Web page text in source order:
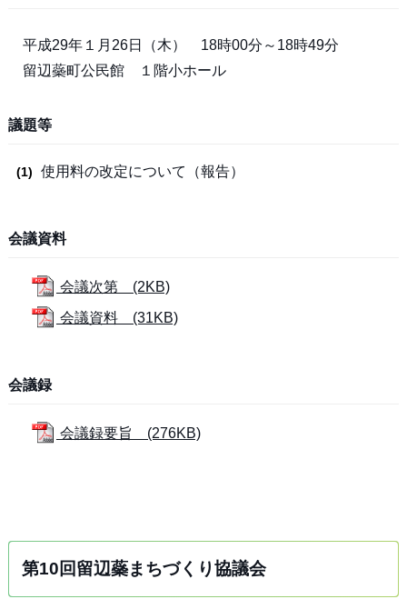
平成29年１月26日（木） 18時00分～18時49分
留辺蘂町公民館 １階小ホール
議題等
使用料の改定について（報告）
会議資料
会議次第 (2KB)
会議資料 (31KB)
会議録
会議録要旨 (276KB)
第10回留辺蘂まちづくり協議会